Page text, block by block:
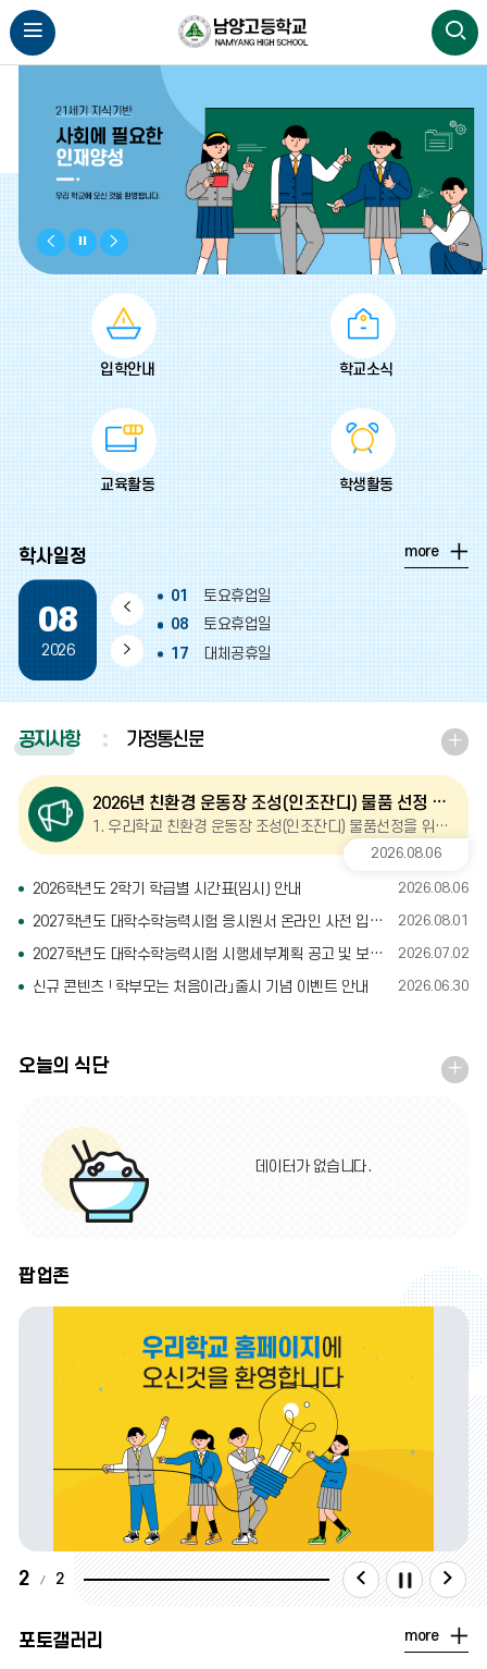
비
얼
이
전
비
얼
정
지
비
얼
다
음
입학안내
학교소식
교육활동 학생활동
학사일정
08
2026
이
전
달
다
음
01
토요휴업일
08
토요휴업일
17
대체공휴일
22
토요휴업일
일
정
더
보
기
more
공지사항 가정통신문
2026년 친환경 운동장 조성(인조잔디) 물품 선정 제안서 제출 안내 공고
1. 우리학교 친환경 운동장 조성(인조잔디) 물품선정을 위하여 아래와 같이제안서 제출을 공고합니다. 가.제안서 제출기간: 2026. 8. 7.(금)[09:00]
2026.08.06
2026학년도 2학기 학급별 시간표(임시) 안내 2026.08.06
2027학년도 대학수학능력시험 응시원서 온라인 사전 입력 및 원서접수 시스템 시범 운영 안내 2026.08.01
2027학년도 대학수학능력시험 시행세부계획 공고 및 보도자료 안내 2026.07.02
신규 콘텐츠 「학부모는 처음이라」출시 기념 이벤트 안내 2026.06.30
학
지
오늘의 식단
데이터가 없습니다.
오
팝업존
2 2
팝
업
팝
업
존
팝
업
존
포토갤러리
포
토
more